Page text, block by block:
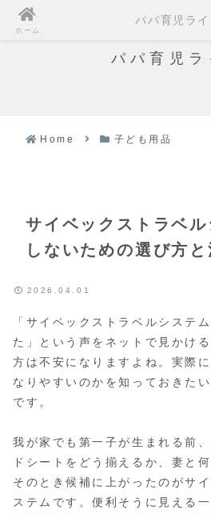
パパ育児ラ
Home 子ども用品
サイベックストラベ
しないための選び方と
2026.04.01
「サイベックストラベルシステ
た」という声をネットで見かけ
方は不安になりますよね。実際
なりやすいのかを知っておきた
です。
我が家でも第一子が生まれる前
ドシートをどう揃えるか、妻と
そのとき候補に上がったのがサ
ステムです。便利そうに見える
ホーム
パパ育児ライ